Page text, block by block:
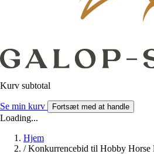
Kurv subtotal
Se min kurv Fortsæt med at handle
Loading...
Hjem
/ Konkurrencebid til Hobby Horse